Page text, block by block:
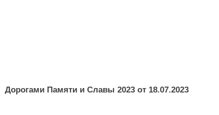
Дорогами Памяти и Славы 2023 от 18.07.2023